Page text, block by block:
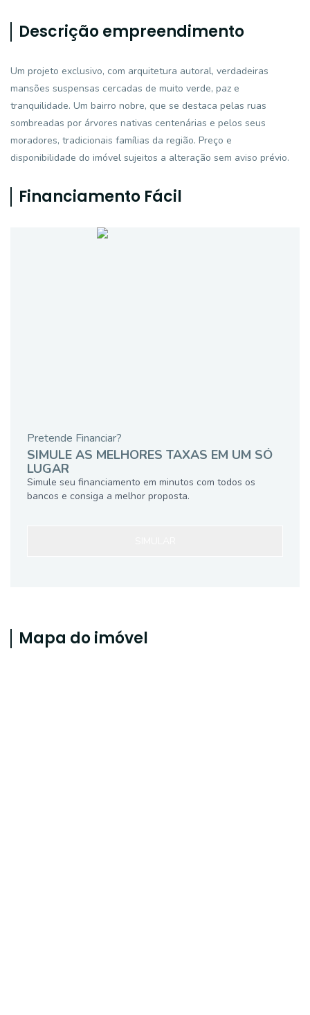
Descrição empreendimento
Um projeto exclusivo, com arquitetura autoral, verdadeiras
mansões suspensas cercadas de muito verde, paz e
tranquilidade. Um bairro nobre, que se destaca pelas ruas
sombreadas por árvores nativas centenárias e pelos seus
moradores, tradicionais famílias da região. Preço e
disponibilidade do imóvel sujeitos a alteração sem aviso prévio.
Financiamento Fácil
Pretende Financiar?
SIMULE AS MELHORES TAXAS EM UM SÓ
LUGAR
Simule seu financiamento em minutos com todos os
bancos e consiga a melhor proposta.
Mapa do imóvel